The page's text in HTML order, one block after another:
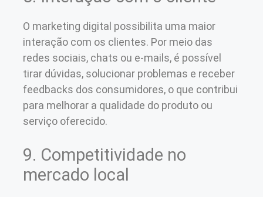
O marketing digital possibilita uma maior
interação com os clientes. Por meio das
redes sociais, chats ou e-mails, é possível
tirar dúvidas, solucionar problemas e receber
feedbacks dos consumidores, o que contribui
para melhorar a qualidade do produto ou
serviço oferecido.
9. Competitividade no
mercado local